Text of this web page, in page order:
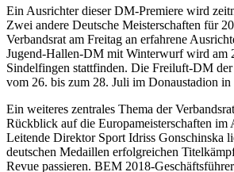
Ein Ausrichter dieser DM-Premiere wird
Zwei andere Deutsche Meisterschaften für
Verbandsrat am Freitag an erfahrene
Jugend-Hallen-DM mit Winterwurf wird am
Sindelfingen stattfinden. Die Freiluft-DM
vom 26. bis zum 28. Juli im Donaustadion
Ein weiteres zentrales Thema der
Rückblick auf die Europameisterschaften
Leitende Direktor Sport Idriss Gonschinska
deutschen Medaillen erfolgreichen
Revue passieren. BEM 2018-